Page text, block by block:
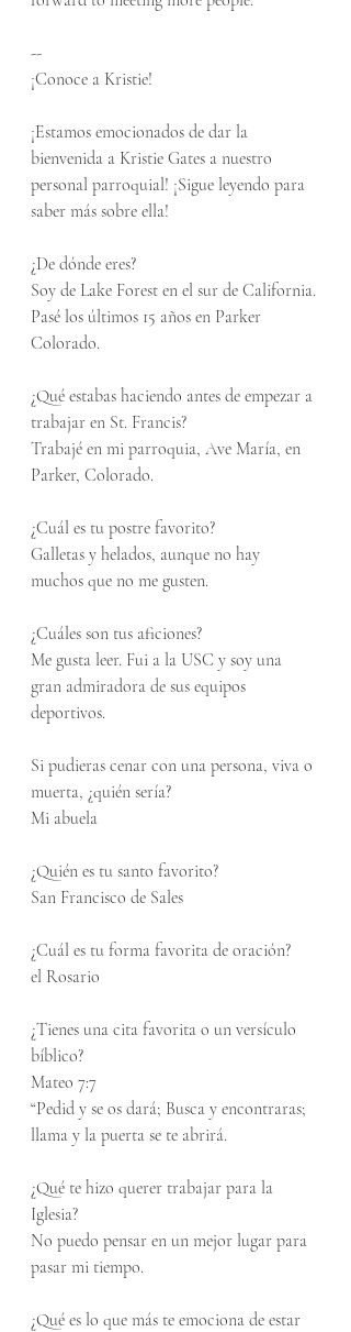
--
¡Conoce a Kristie!
¡Estamos emocionados de dar la
bienvenida a Kristie Gates a nuestro
personal parroquial! ¡Sigue leyendo para
saber más sobre ella!
¿De dónde eres?
Soy de Lake Forest en el sur de California.
Pasé los últimos 15 años en Parker
Colorado.
¿Qué estabas haciendo antes de empezar a
trabajar en St. Francis?
Trabajé en mi parroquia, Ave María, en
Parker, Colorado.
¿Cuál es tu postre favorito?
Galletas y helados, aunque no hay
muchos que no me gusten.
¿Cuáles son tus aficiones?
Me gusta leer. Fui a la USC y soy una
gran admiradora de sus equipos
deportivos.
Si pudieras cenar con una persona, viva o
muerta, ¿quién sería?
Mi abuela
¿Quién es tu santo favorito?
San Francisco de Sales
¿Cuál es tu forma favorita de oración?
el Rosario
¿Tienes una cita favorita o un versículo
bíblico?
Mateo 7:7
“Pedid y se os dará; Busca y encontraras;
llama y la puerta se te abrirá.
¿Qué te hizo querer trabajar para la
Iglesia?
No puedo pensar en un mejor lugar para
pasar mi tiempo.
¿Qué es lo que más te emociona de estar